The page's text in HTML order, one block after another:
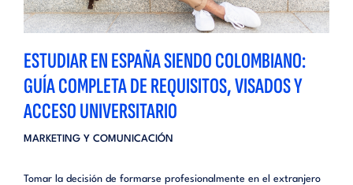
ESTUDIAR EN ESPAÑA SIENDO COLOMBIANO:
GUÍA COMPLETA DE REQUISITOS, VISADOS Y
ACCESO UNIVERSITARIO
MARKETING Y COMUNICACIÓN
Tomar la decisión de formarse profesionalmente en el extranjero